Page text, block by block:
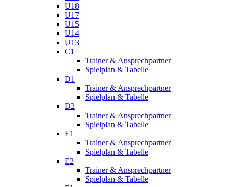
U18
U17
U15
U14
U13
C1
Trainer & Ansprechpartner
Spielplan & Tabelle
D1
Trainer & Ansprechpartner
Spielplan & Tabelle
D2
Trainer & Ansprechpartner
Spielplan & Tabelle
E1
Trainer & Ansprechpartner
Spielplan & Tabelle
E2
Trainer & Ansprechpartner
Spielplan & Tabelle